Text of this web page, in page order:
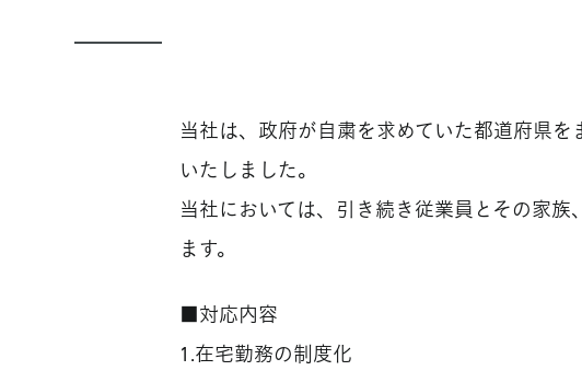
当社は、政府が自粛を求めていた都道府県
いたしました。
当社においては、引き続き従業員とその家
ます。
■対応内容
1.在宅勤務の制度化